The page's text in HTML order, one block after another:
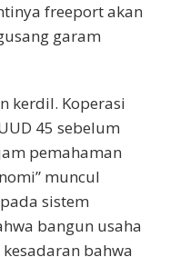
freeport akan
garam
kerdil. Koperasi
45 sebelum
pemahaman
muncul
sistem
bangun usaha
bahwa